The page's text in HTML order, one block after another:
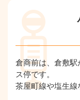
倉商前は、倉敷
ス停です。
茶屋町線や塩生線